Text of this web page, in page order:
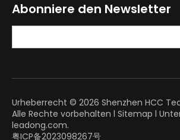
Abonniere den Newsletter
Urheberrecht © 2026 Shenzhen HCC
Alle Rechte vorbehalten l Sitemap l
leadong.com.
粤ICP备2023098267号